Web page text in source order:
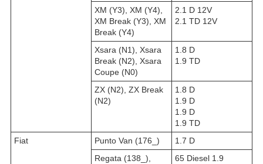
XM (Y3), XM (Y4),
XM Break (Y3), XM
Break (Y4)
2.1 D 12V
2.1 TD 12V
Xsara (N1), Xsara
Break (N2), Xsara
Coupe (N0)
1.8 D
1.9 TD
ZX (N2), ZX Break
(N2)
1.8 D
1.9 D
1.9 D
1.9 TD
Fiat
Punto Van (176_)
1.7 D
Regata (138_),
65 Diesel 1.9